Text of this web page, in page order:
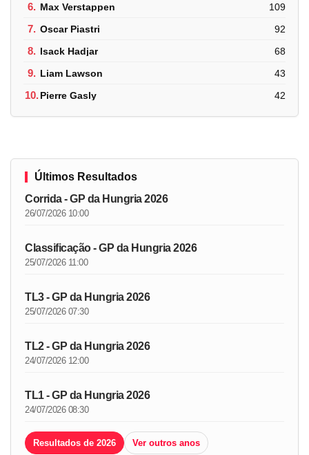
6. Max Verstappen 109
7. Oscar Piastri 92
8. Isack Hadjar 68
9. Liam Lawson 43
10.Pierre Gasly 42
Últimos Resultados
Corrida - GP da Hungria 2026
26/07/2026 10:00
Classificação - GP da Hungria 2026
25/07/2026 11:00
TL3 - GP da Hungria 2026
25/07/2026 07:30
TL2 - GP da Hungria 2026
24/07/2026 12:00
TL1 - GP da Hungria 2026
24/07/2026 08:30
Resultados de 2026 Ver outros anos